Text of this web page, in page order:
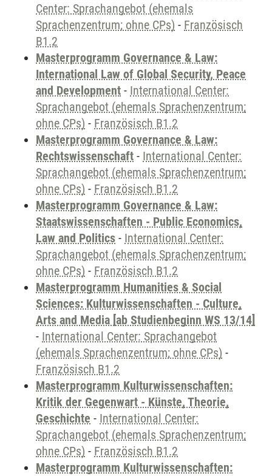
Center: Sprachangebot (ehemals
Sprachenzentrum; ohne CPs) - Französisch
B1.2
Masterprogramm Governance & Law:
International Law of Global Security, Peace
and Development - International Center:
Sprachangebot (ehemals Sprachenzentrum;
ohne CPs) - Französisch B1.2
Masterprogramm Governance & Law:
Rechtswissenschaft - International Center:
Sprachangebot (ehemals Sprachenzentrum;
ohne CPs) - Französisch B1.2
Masterprogramm Governance & Law:
Staatswissenschaften - Public Economics,
Law and Politics - International Center:
Sprachangebot (ehemals Sprachenzentrum;
ohne CPs) - Französisch B1.2
Masterprogramm Humanities & Social
Sciences: Kulturwissenschaften - Culture,
Arts and Media [ab Studienbeginn WS 13/14]
- International Center: Sprachangebot
(ehemals Sprachenzentrum; ohne CPs) -
Französisch B1.2
Masterprogramm Kulturwissenschaften:
Kritik der Gegenwart - Künste, Theorie,
Geschichte - International Center:
Sprachangebot (ehemals Sprachenzentrum;
ohne CPs) - Französisch B1.2
Masterprogramm Kulturwissenschaften: